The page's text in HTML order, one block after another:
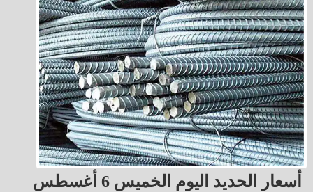
أسعار الحديد اليوم الخميس 6 أغسطس